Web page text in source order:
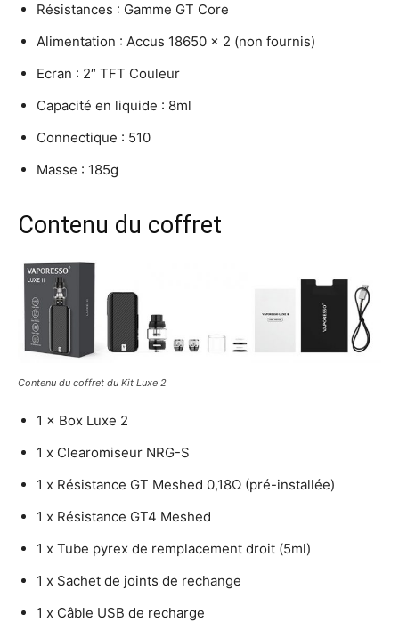
Résistances : Gamme GT Core
Alimentation : Accus 18650 x 2 (non fournis)
Ecran : 2″ TFT Couleur
Capacité en liquide : 8ml
Connectique : 510
Masse : 185g
Contenu du coffret
Contenu du coffret du Kit Luxe 2
1 × Box Luxe 2
1 x Clearomiseur NRG-S
1 x Résistance GT Meshed 0,18Ω (pré-installée)
1 x Résistance GT4 Meshed
1 x Tube pyrex de remplacement droit (5ml)
1 x Sachet de joints de rechange
1 x Câble USB de recharge